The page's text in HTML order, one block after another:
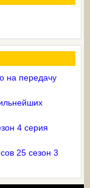
на передачу
4 серия
25 сезон 3